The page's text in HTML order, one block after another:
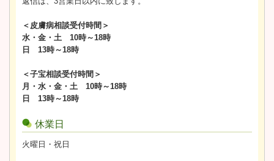
＜皮膚病相談受付時間＞
水・金・土 10時～18時
日 13時～18時
＜子宝相談受付時間＞
月・水・金・土 10時～18時
日 13時～18時
休業日
火曜日・祝日